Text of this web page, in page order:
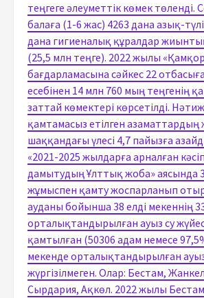
теңгеге әлеуметтік көмек төленді.
балаға (1-6 жас) 4263 дана азық-
дана гигиеналық құралдар
(25,5 млн теңге). 2022 жылы
бағдарламасына сәйкес 22
есебінен 14 млн 760 мың теңгенің
заттай көмектері көрсетілді.
қамтамасыз етілген
шаққандағы үлесі 4,7 пайызға
«2021-2025 жылдарға арналған
дамытудың Ұлттық жоба» аясында
жұмыспен қамту жоспарланып
ауданы бойынша 38 елді мекеннің
орталықтандырылған ауыз су
қамтылған (50306 адам немесе
мекенде орталықтандырылған
жүргізілмеген. Олар: Бестам,
Сырдария, Ақкөл. 2022 жылы